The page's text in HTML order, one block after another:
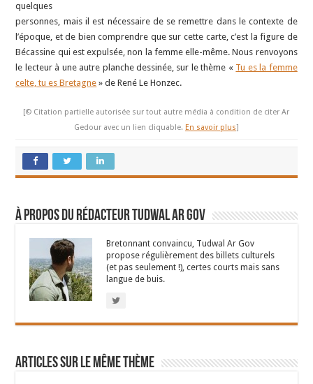
quelques
personnes, mais il est nécessaire de se remettre dans le contexte de
l’époque, et de bien comprendre que sur cette carte, c’est la figure de
Bécassine qui est expulsée, non la femme elle-même. Nous renvoyons
le lecteur à une autre planche dessinée, sur le thème « Tu es la femme
celte, tu es Bretagne » de René Le Honzec.
[© Citation partielle autorisée sur tout autre média à condition de citer Ar
Gedour avec un lien cliquable. En savoir plus]
À propos du rédacteur Tudwal Ar Gov
Bretonnant convaincu, Tudwal Ar Gov
propose régulièrement des billets culturels
(et pas seulement !), certes courts mais sans
langue de buis.
Articles sur le même thème